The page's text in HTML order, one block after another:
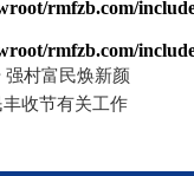
rmfzb.com/
rmfzb.com/
强村富民焕新颜
收节有关工作